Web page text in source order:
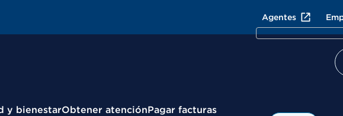
Agentes
y bienestarObtener atenciónPagar facturas